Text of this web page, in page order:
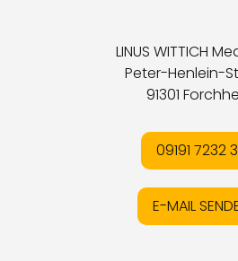
LINUS WITTICH
Peter-Henlein-
91301
09191 7232
E-MAIL